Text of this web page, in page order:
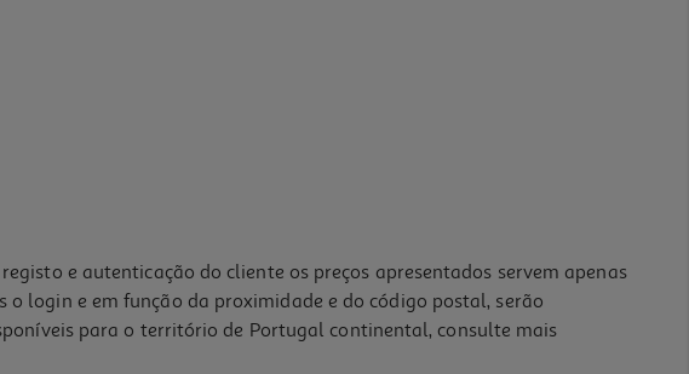
e autenticação do cliente os preços apresentados servem apenas
login e em função da proximidade e do código postal, serão
para o território de Portugal continental, consulte mais